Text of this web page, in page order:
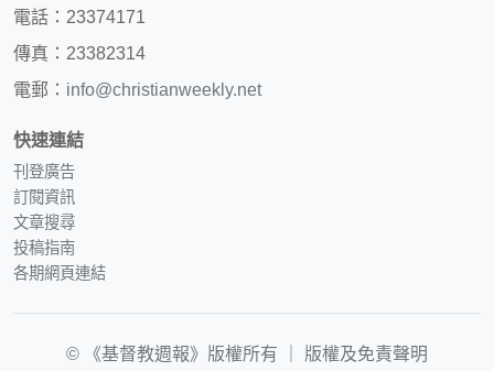
電話：23374171
傳真：23382314
電郵： info@christianweekly.net
快速連結
刊登廣告
訂閱資訊
文章搜尋
投稿指南
各期網頁連結
© 《基督教週報》版權所有 ｜ 版權及免責聲明